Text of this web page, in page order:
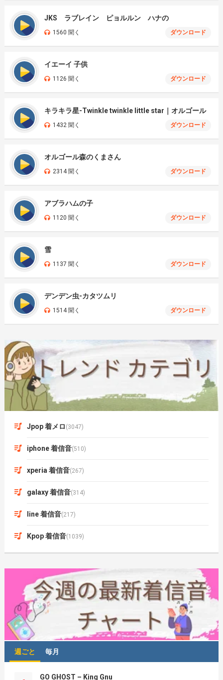
JKS ラブレイン ピョルルン ハナの
1560 聞く ダウンロード
イエーイ 子供
1126 聞く ダウンロード
キラキラ星-Twinkle twinkle little star｜オルゴール
1432 聞く ダウンロード
オルゴール森のくまさん
2314 聞く ダウンロード
アブラハムの子
1120 聞く ダウンロード
雪
1137 聞く ダウンロード
デンデン虫-カタツムリ
1514 聞く ダウンロード
Jpop 着メロ (3047)
iphone 着信音(510)
xperia 着信音(267)
galaxy 着信音(314)
line 着信音(217)
Kpop 着信音(1039)
週ごと 毎月
GO GHOST – King Gnu